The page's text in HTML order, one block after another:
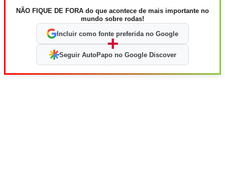
NÃO FIQUE DE FORA do que acontece de mais importante no
mundo sobre rodas!
Incluir como fonte preferida no Google
+
Seguir AutoPapo no Google Discover